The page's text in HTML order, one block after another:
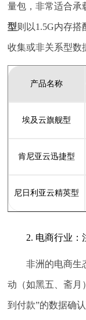
量包，非常适合承
型则以1.5G内存
收集或非关系型数
产品名称
埃及云旗舰型
肯尼亚云迅捷型
尼日利亚云精英型
2. 电商行业：
非洲的电商生
动（如黑五、斋月
到付款”的数据确